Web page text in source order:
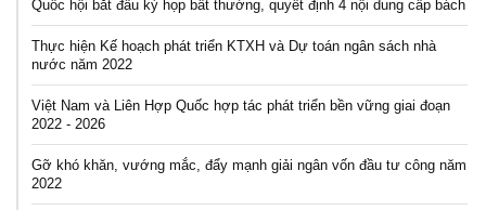
Quốc hội bắt đầu kỳ họp bất thường, quyết định 4 nội dung cấp bách
Thực hiện Kế hoạch phát triển KTXH và Dự toán ngân sách nhà
nước năm 2022
Việt Nam và Liên Hợp Quốc hợp tác phát triển bền vững giai đoạn
2022 - 2026
Gỡ khó khăn, vướng mắc, đẩy mạnh giải ngân vốn đầu tư công năm
2022